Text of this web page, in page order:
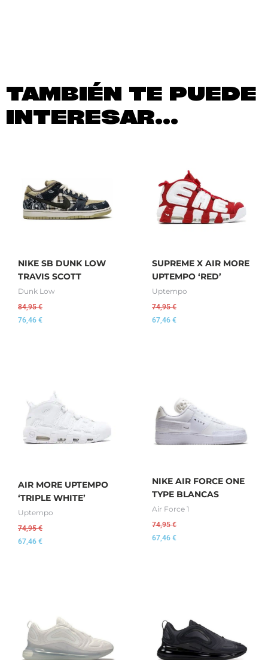
TAMBIÉN TE PUEDE
INTERESAR...
NIKE SB DUNK LOW
TRAVIS SCOTT
Dunk Low
84,95€
76,46 €
SUPREME X AIR MORE
UPTEMPO ‘RED’
Uptempo
74,95€
67,46 €
AIR MORE UPTEMPO
‘TRIPLE WHITE’
Uptempo
74,95€
67,46 €
NIKE AIR FORCE ONE
TYPE BLANCAS
Air Force 1
74,95€
67,46 €